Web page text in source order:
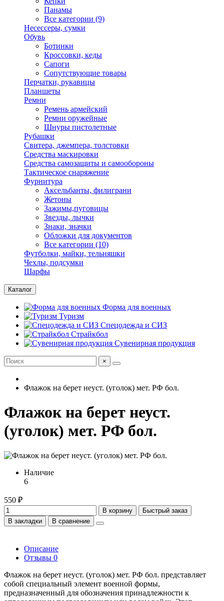
Панамы
Все категории (9)
Несессеры, сумки
Обувь
Ботинки
Кроссовки, кеды
Сапоги
Сопутствующие товары
Перчатки, рукавицы
Планшеты
Ремни
Ремень армейский
Ремни оружейные
Шнуры пистолетные
Рубашки
Свитера, джемпера, толстовки
Средства маскировки
Средства самозащиты и самообороны
Тактическое снаряжение
Фурнитура
Аксельбанты, филиграни
Жетоны
Зажимы,пуговицы
Звезды, лычки
Знаки, значки
Обложки для документов
Все категории (10)
Футболки, майки, тельняшки
Чехлы, подсумки
Шарфы
Каталог
Форма для военных
Туризм
Спецодежда и СИЗ
Страйкбол
Сувенирная продукция
×
Флажок на берет неуст. (уголок) мет. РФ бол.
Флажок на берет неуст.
(уголок) мет. РФ бол.
Наличие
6
550 ₽
В корзину
Быстрый заказ
В закладки
В сравнение
Описание
Отзывы 0
Флажок на берет неуст. (уголок) мет. РФ бол. представляет
собой специальный элемент военной формы,
предназначенный для обозначения принадлежности к